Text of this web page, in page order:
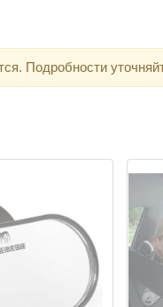
Подробности